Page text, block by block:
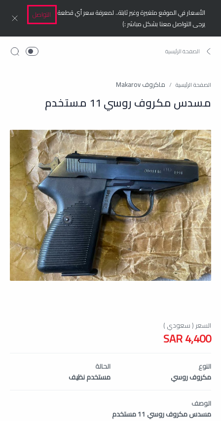
الأسعار في الموقع متغيرة وغير ثابتة.. لمعرفة سعر أي قطعة
يرجى التواصل معنا بشكل مباشر :)
التواصل
الصفحة الرئيسية ماكروف Makarov
مسدس مكروف روسي 11 مستخدم
4,400 SAR
النوع
مكروف روسي
الحالة
مستخدم نظيف
الوصف
مسدس مكروف روسي 11 مستخدم